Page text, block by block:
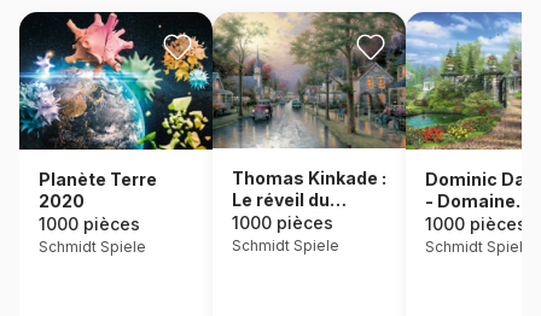
Planète Terre
2020
1000 pièces
Schmidt Spiele
Thomas Kinkade :
Le réveil du
village
1000 pièces
Schmidt Spiele
Dominic
- Domaine
idyllique
1000 pièces
Schmidt Spiele